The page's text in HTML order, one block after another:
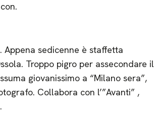
Appena sedicenne è staffetta
Troppo pigro per assecondare il
giovanissimo a “Milano sera”,
Collabora con l’”Avanti” ,